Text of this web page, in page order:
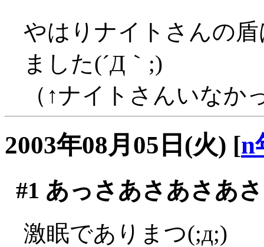
やはりナイトさんの
ました(´Д｀;)
（↑ナイトさんいなか
2003年08月05日(火) [n
#1 あっさあさあさあ
激眠でありまつ(;д;)